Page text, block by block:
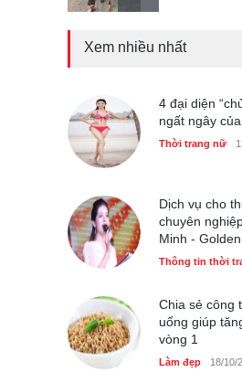
Chiếc áo dài
sáng tạo mới
Thời trang nữ
Xem nhiều nhất
4 đại diện
ngất ngây
Thời trang nữ
Dịch vụ cho
chuyên
Minh -
Thông tin thời
Chia sẻ công
uống giúp
vòng 1
Làm đẹp 18/10/